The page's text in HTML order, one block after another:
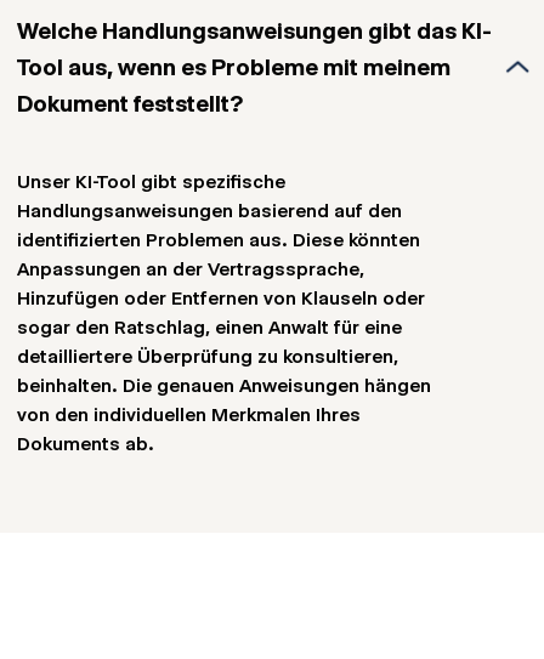
Bei Fragen kann gern unser Customer Care
Kontaktkontaktiert werden.
entwickelt, um Verträge und andere gängige
Rechtsdokumente zu überprüfen, jedoch kann
es seine Leistung auf sehr spezifische oder
spezifischere Beratung kontaktieren.
Welche Handlungsanweisungen gibt das KI-
Tool aus, wenn es Probleme mit meinem
Dokument feststellt?
Unser KI-Tool gibt spezifische
Handlungsanweisungen basierend auf den
identifizierten Problemen aus. Diese könnten
Anpassungen an der Vertragssprache,
Hinzufügen oder Entfernen von Klauseln oder
sogar den Ratschlag, einen Anwalt für eine
detailliertere Überprüfung zu konsultieren,
beinhalten. Die genauen Anweisungen hängen
von den individuellen Merkmalen Ihres
Dokuments ab.